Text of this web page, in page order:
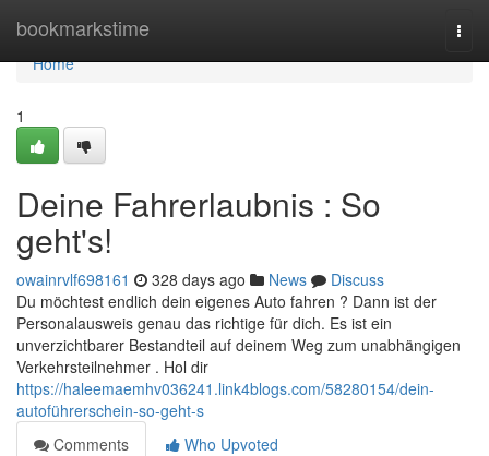
bookmarkstime
Home
Home
1
Deine Fahrerlaubnis : So
geht's!
owainrvlf698161 328 days ago News
Discuss
Du möchtest endlich dein eigenes Auto fahren ? Dann ist der
Personalausweis genau das richtige für dich. Es ist ein
unverzichtbarer Bestandteil auf deinem Weg zum unabhängigen
Verkehrsteilnehmer . Hol dir
https://haleemaemhv036241.link4blogs.com/58280154/dein-
autoführerschein-so-geht-s
Comments
Who Upvoted